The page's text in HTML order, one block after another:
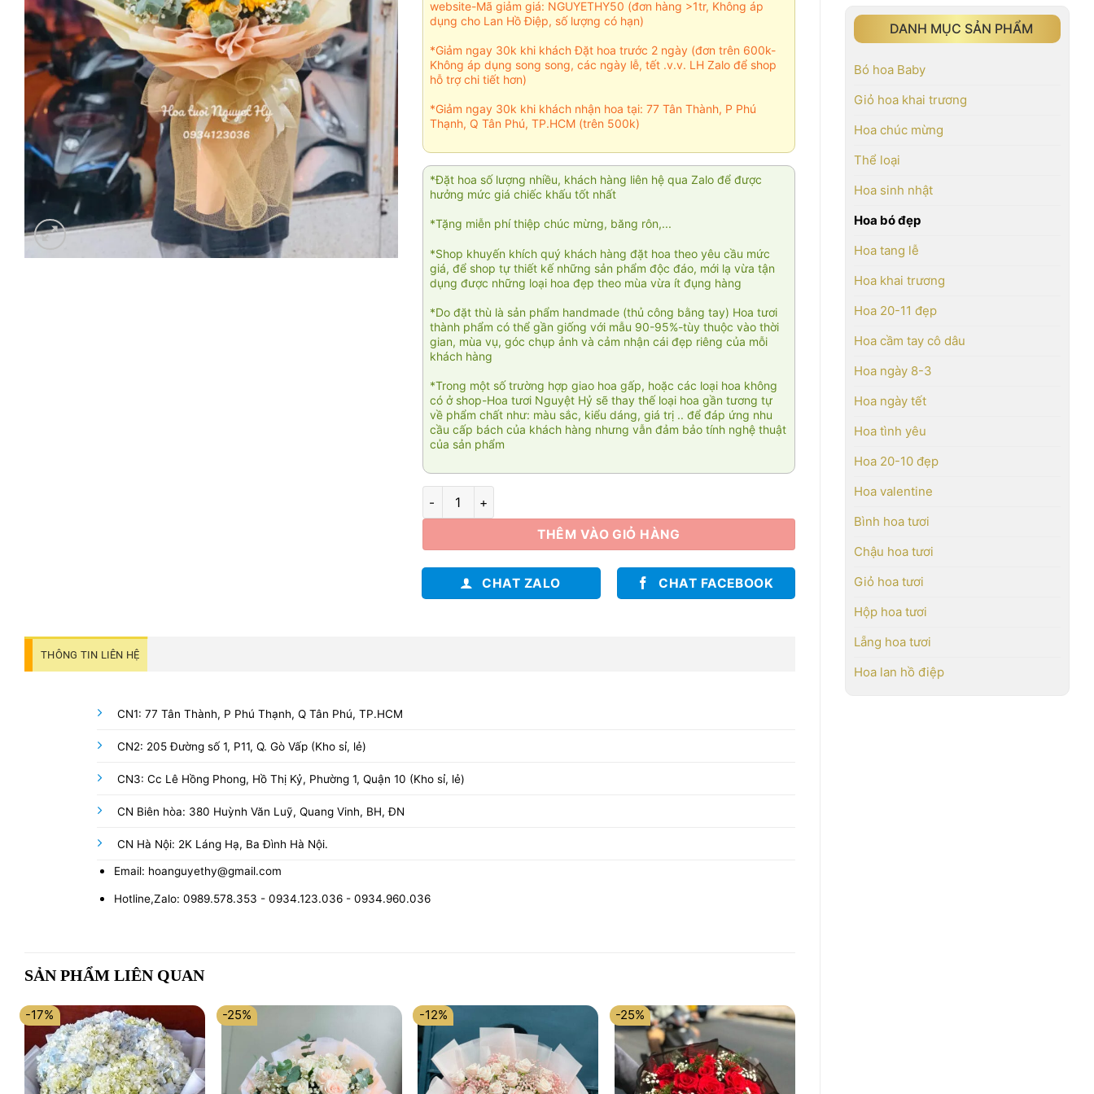
DANH MỤC SẢN PHẨM
Bó hoa Baby
Giỏ hoa khai trương
Hoa chúc mừng
Thể loại
Hoa sinh nhật
Hoa bó đẹp
Hoa tang lễ
Hoa khai trương
Hoa 20-11 đẹp
Hoa cầm tay cô dâu
Hoa ngày 8-3
Hoa ngày tết
Hoa tình yêu
Hoa 20-10 đẹp
Hoa valentine
Bình hoa tươi
Chậu hoa tươi
Giỏ hoa tươi
Hộp hoa tươi
Lẵng hoa tươi
Hoa lan hồ điệp
website-Mã giảm giá: NGUYETHY50 (đơn hàng >1tr, Không áp
dụng cho Lan Hồ Điệp, số lượng có hạn)
*Giảm ngay 30k khi khách Đặt hoa trước 2 ngày (đơn trên 600k-
Không áp dụng song song, các ngày lễ, tết .v.v. LH Zalo để shop
hỗ trợ chi tiết hơn)
*Giảm ngay 30k khi khách nhận hoa tại: 77 Tân Thành, P Phú
Thạnh, Q Tân Phú, TP.HCM (trên 500k)
*Đặt hoa số lượng nhiều, khách hàng liên hệ qua Zalo để được
hưởng mức giá chiếc khấu tốt nhất
*Tặng miễn phí thiệp chúc mừng, băng rôn,...
*Shop khuyến khích quý khách hàng đặt hoa theo yêu cầu mức
giá, để shop tự thiết kế những sản phẩm độc đáo, mới lạ vừa tận
dụng được những loại hoa đẹp theo mùa vừa ít đụng hàng
*Do đặt thù là sản phẩm handmade (thủ công bằng tay) Hoa tươi
thành phẩm có thể gần giống với mẫu 90-95%-tùy thuộc vào thời
gian, mùa vụ, góc chụp ảnh và cảm nhận cái đẹp riêng của mỗi
khách hàng
*Trong một số trường hợp giao hoa gấp, hoặc các loại hoa không
có ở shop-Hoa tươi Nguyệt Hỷ sẽ thay thế loại hoa gần tương tự
về phẩm chất như: màu sắc, kiểu dáng, giá trị .. để đáp ứng nhu
cầu cấp bách của khách hàng nhưng vẫn đảm bảo tính nghệ thuật
của sản phẩm
Gracieux 007 số lượng
THÊM VÀO GIỎ HÀNG
CHAT ZALO CHAT FACEBOOK
THÔNG TIN LIÊN HỆ
CN1: 77 Tân Thành, P Phú Thạnh, Q Tân Phú, TP.HCM
CN2: 205 Đường số 1, P11, Q. Gò Vấp (Kho sỉ, lẻ)
CN3: Cc Lê Hồng Phong, Hồ Thị Kỷ, Phường 1, Quận 10 (Kho sỉ, lẻ)
CN Biên hòa: 380 Huỳnh Văn Luỹ, Quang Vinh, BH, ĐN
CN Hà Nội: 2K Láng Hạ, Ba Đình Hà Nội.
Email: hoanguyethy@gmail.com
Hotline,Zalo: 0989.578.353 - 0934.123.036 - 0934.960.036
SẢN PHẨM LIÊN QUAN
-17% -25% -12% -25%